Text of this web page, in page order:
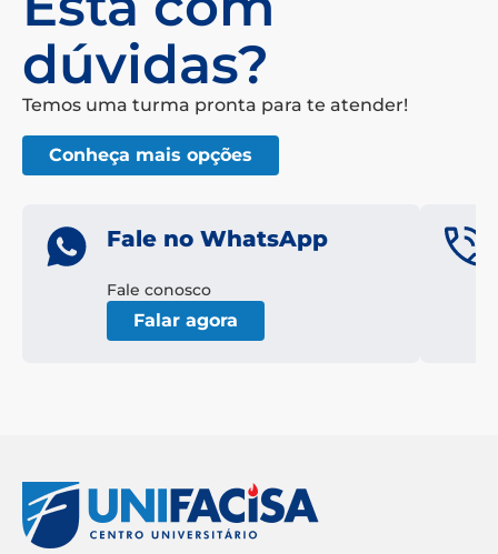
dúvidas?
Temos uma turma pronta para te atender!
Conheça mais opções
Fale no WhatsApp
Fale conosco
Falar agora